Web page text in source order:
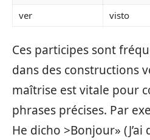
ver
visto
Ces participes sont
dans des constructions
maîtrise est vitale pour
phrases précises. Par
He dicho >Bonjour»